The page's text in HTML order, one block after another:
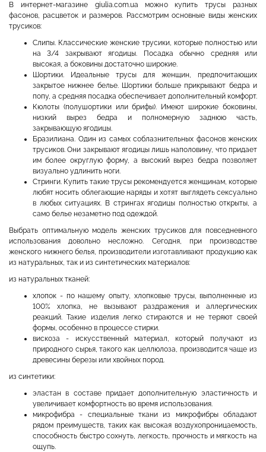
В интернет-магазине giulia.com.ua можно купить трусы разных
фасонов, расцветок и размеров. Рассмотрим основные виды женских
трусиков:
Слипы. Классические женские трусики, которые полностью или
на 3/4 закрывают ягодицы. Посадка обычно средняя или
высокая, а боковины достаточно широкие.
Шортики. Идеальные трусы для женщин, предпочитающих
закрытое нижнее белье. Шортики больше прикрывают бедра и
попу, а средняя посадка обеспечивает дополнительный комфорт.
Кюлоты (полушортики или брифы). Имеют широкие боковины,
низкий вырез бедра и полномерную заднюю часть,
закрывающую ягодицы.
Бразилиана. Один из самых соблазнительных фасонов женских
трусиков. Они закрывают ягодицы лишь наполовину, что придает
им более округлую форму, а высокий вырез бедра позволяет
визуально удлинить ноги.
Стринги. Купить такие трусы рекомендуется женщинам, которые
любят носить облегающие наряды и хотят выглядеть сексуально
в любых ситуациях. В стрингах ягодицы полностью открыты, а
само белье незаметно под одеждой.
Выбрать оптимальную модель женских трусиков для повседневного
использования довольно несложно. Сегодня, при производстве
женского нижнего белья, производители изготавливают продукцию как
из натуральных, так и из синтетических материалов:
из натуральных тканей:
хлопок - по нашему опыту, хлопковые трусы, выполненные из
100% хлопка, не вызывают раздражения и аллергических
реакций. Такие изделия легко стираются и не теряют своей
формы, особенно в процессе стирки.
вискоза - искусственный материал, который получают из
природного сырья, такого как целлюлоза, производится чаще из
древесины березы или хвойных пород.
из синтетики:
эластан в составе придает дополнительную эластичность и
увеличивает комфортность во время использования.
микрофибра - специальные ткани из микрофибры обладают
рядом преимуществ, таких как высокая воздухопроницаемость,
способность быстро сохнуть, легкость, прочность и мягкость на
ощупь.